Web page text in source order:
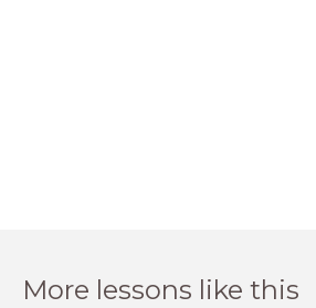
More lessons like this